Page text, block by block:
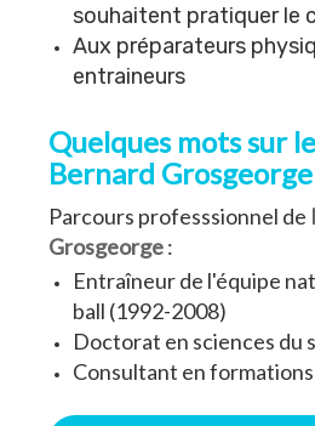
souhaitent pratiquer le
Aux préparateurs
entraineurs
Quelques mots sur
Bernard Grosgeorge
Parcours professsionnel de
Grosgeorge:
Entraîneur de l'équipe
ball (1992-2008)
Doctorat en sciences du
Consultant en